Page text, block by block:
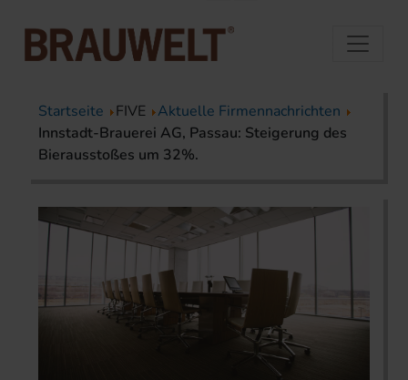
Startseite FIVE
Aktuelle Firmennachrichten
Innstadt-Brauerei AG, Passau: Steigerung des
Bierausstoßes um 32%.